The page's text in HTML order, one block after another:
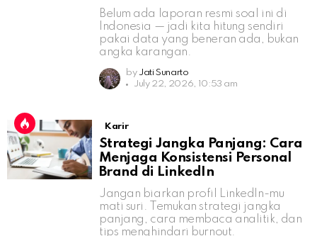
Belum ada laporan resmi soal ini di
Indonesia — jadi kita hitung sendiri
pakai data yang beneran ada, bukan
angka karangan.
by Jati Sunarto
July 22, 2026, 10:53 am
Karir
Strategi Jangka Panjang: Cara
Menjaga Konsistensi Personal
Brand di LinkedIn
Jangan biarkan profil LinkedIn-mu
mati suri. Temukan strategi jangka
panjang, cara membaca analitik, dan
tips menghindari burnout.